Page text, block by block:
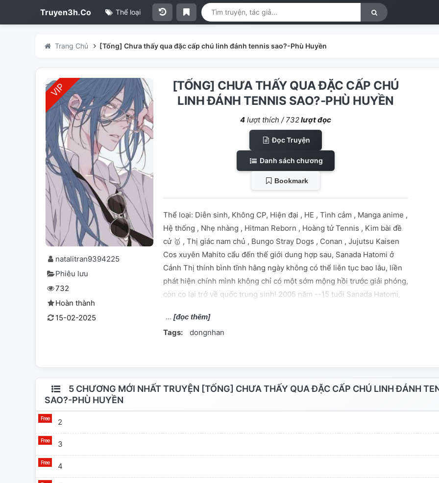
Truyen3h.Co Thể loại
Trang Chủ [Tống] Chưa thấy qua đặc cấp chú linh đánh tennis sao?-Phù Huyền
natalitran9394225
Phiêu lưu
732
Hoàn thành
15-02-2025
[TỐNG] CHƯA THẤY QUA ĐẶC CẤP CHÚ
LINH ĐÁNH TENNIS SAO?-PHÙ HUYỀN
4 lượt thích / 732lượt đọc
Đọc Truyện
Danh sách chương
Bookmark
Thể loại: Diễn sinh, Không CP, Hiện đại , HE , Tình cảm , Manga anime ,
Hệ thống , Nhẹ nhàng , Hitman Reborn , Hoàng tử Tennis , Kim bài đề
cử 🥇 , Thị giác nam chủ , Bungo Stray Dogs , Conan , Jujutsu Kaisen
Cos xuyên Mahito cẩu đến thế giới dung hợp sau, Sanada Hatomi ở
Cảnh Thị thính bình tĩnh hằng ngày không có thể liên tục bao lâu, liền
phát hiện chính mình không chỉ có một sớm mộng hồi trước giải phóng,
còn co lại trở về quốc trung sinh! 2005 năm --15 tuổi Sanada Hatomi,
xuất đạo! Hệ thống:......6 Hắn cùng nguyên bản là cháu trai Sanada
Genichiro cùng nhau khiêu chiến cả nước đại tái tam liền bá, đè lại luôn
trung nhị bệnh đi?" Yukimura: "... Ân."
[đọc thêm]
Tags: dongnhan
5 CHƯƠNG MỚI NHẤT TRUYỆN [TỐNG] CHƯA THẤY QUA ĐẶC CẤP CHÚ LINH ĐÁNH
SAO?-PHÙ HUYỀN
2
3
4